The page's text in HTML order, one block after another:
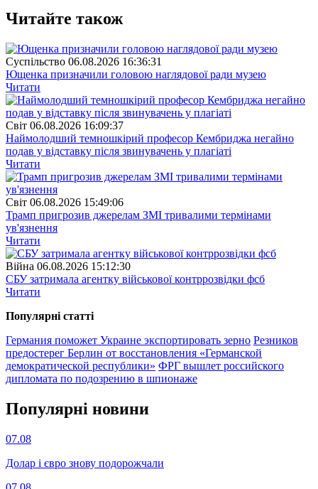
Читайте також
Суспiльство 06.08.2026 16:36:31
Ющенка призначили головою наглядової ради музею
Читати
Свiт 06.08.2026 16:09:37
Наймолодший темношкірий професор Кембриджа негайно
подав у відставку після звинувачень у плагіаті
Читати
Свiт 06.08.2026 15:49:06
Трамп пригрозив джерелам ЗМІ тривалими термінами
ув'язнення
Читати
Війна 06.08.2026 15:12:30
СБУ затримала агентку військової контррозвідки фсб
Читати
Популярнi статтi
Германия поможет Украине экспортировать зерно Резников
предостерег Берлин от восстановления «Германской
демократической республики» ФРГ вышлет российского
дипломата по подозрению в шпионаже
Популярнi новини
07.08
Долар і євро знову подорожчали